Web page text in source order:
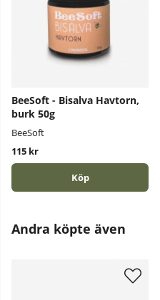
BeeSoft - Bisalva Havtorn,
burk 50g
BeeSoft
115 kr
Köp
Andra köpte även